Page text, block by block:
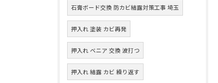
石膏ボード交換 防カビ結露対策工事 埼玉
押入れ 塗装 カビ再発
押入れ ベニア 交換 波打つ
押入れ 結露 カビ 繰り返す